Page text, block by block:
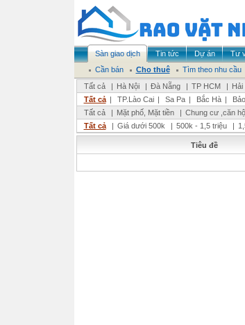
Sàn giao dịch Tin tức Dự án Tư
Cần bán
Cho thuê
Tìm theo nhu cầu
Tất cả
| Hà Nội | Đà Nẵng | TP HCM | Hải
Tất cả | TP.Lào Cai | Sa Pa | Bắc Hà |
Tất cả
| Mặt phố, Mặt tiền | Chung cư ,căn hộ
Tất cả
| Giá dưới 500k | 500k - 1,5 triệu |
Tiêu đề